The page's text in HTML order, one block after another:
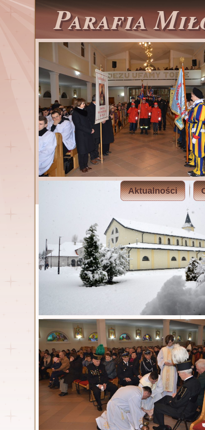
Parafia
Aktualności
Parafia
Msze św. i nabożeństwa
Duszpasterze
Kancelaria
Historia
Dokumenty
Standardy ochrony małoletnich
Zespół ds. prewencji
Osoby włączone w
duszpasterstwo
Wspólnoty parafialne